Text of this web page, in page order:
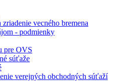
zriadenie vecného bremena
- podmienky
pre OVS
súťaže
verejných obchodných súťaží